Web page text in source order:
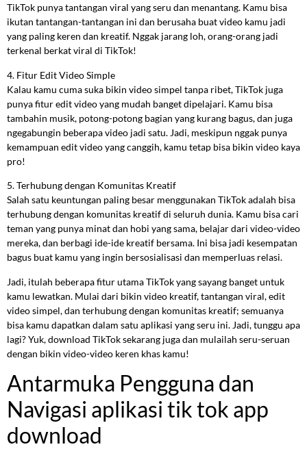
TikTok punya tantangan viral yang seru dan menantang. Kamu bisa
ikutan tantangan-tantangan ini dan berusaha buat video kamu jadi
yang paling keren dan kreatif. Nggak jarang loh, orang-orang jadi
terkenal berkat viral di TikTok!
4. Fitur Edit Video Simple
Kalau kamu cuma suka bikin video simpel tanpa ribet, TikTok juga
punya fitur edit video yang mudah banget dipelajari. Kamu bisa
tambahin musik, potong-potong bagian yang kurang bagus, dan juga
ngegabungin beberapa video jadi satu. Jadi, meskipun nggak punya
kemampuan edit video yang canggih, kamu tetap bisa bikin video kaya
pro!
5. Terhubung dengan Komunitas Kreatif
Salah satu keuntungan paling besar menggunakan TikTok adalah bisa
terhubung dengan komunitas kreatif di seluruh dunia. Kamu bisa cari
teman yang punya minat dan hobi yang sama, belajar dari video-video
mereka, dan berbagi ide-ide kreatif bersama. Ini bisa jadi kesempatan
bagus buat kamu yang ingin bersosialisasi dan memperluas relasi.
Jadi, itulah beberapa fitur utama TikTok yang sayang banget untuk
kamu lewatkan. Mulai dari bikin video kreatif, tantangan viral, edit
video simpel, dan terhubung dengan komunitas kreatif; semuanya
bisa kamu dapatkan dalam satu aplikasi yang seru ini. Jadi, tunggu apa
lagi? Yuk, download TikTok sekarang juga dan mulailah seru-seruan
dengan bikin video-video keren khas kamu!
Antarmuka Pengguna dan
Navigasi aplikasi tik tok app
download